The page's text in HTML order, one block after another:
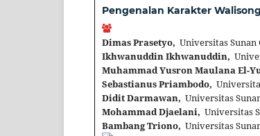
Pengenalan Karakter
Dimas Prasetyo, Universitas
Ikhwanuddin Ikhwanuddin,
Muhammad Yusron Maulana El-
Sebastianus Priambodo,
Didit Darmawan, Universitas
Mohammad Djaelani, Universitas
Bambang Triono, Universitas